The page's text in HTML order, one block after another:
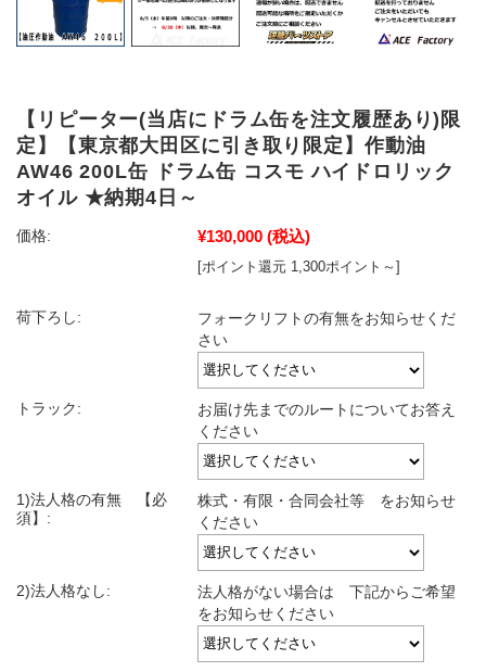
【リピーター(当店にドラム缶を注文履歴あり)限
定】【東京都大田区に引き取り限定】作動油
AW46 200L缶 ドラム缶 コスモ ハイドロリック
オイル ★納期4日～
価格: ¥130,000 (税込)
[ポイント還元 1,300ポイント～]
荷下ろし:
フォークリフトの有無をお知らせくだ
さい
トラック:
お届け先までのルートについてお答え
ください
1)法人格の有無 【必
須】:
株式・有限・合同会社等 をお知らせ
ください
2)法人格なし:
法人格がない場合は 下記からご希望
をお知らせください